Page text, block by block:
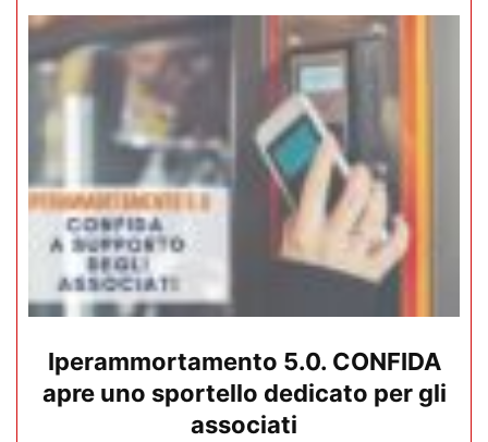
Iperammortamento 5.0. CONFIDA
apre uno sportello dedicato per gli
associati